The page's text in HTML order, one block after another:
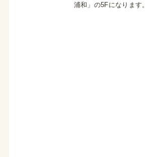
浦和」の5Fになります。